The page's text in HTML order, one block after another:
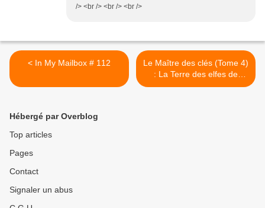
/> <br /> <br /> <br />
< In My Mailbox # 112
Le Maître des clés (Tome 4)
: La Terre des elfes de
Benoît Grelaud >
Hébergé par Overblog
Top articles
Pages
Contact
Signaler un abus